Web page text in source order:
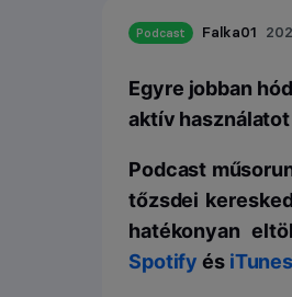
Podcast Falka01
Egyre jobban
aktív
Podcast
tőzsdei
hatékonyan
Spotify és iTunes